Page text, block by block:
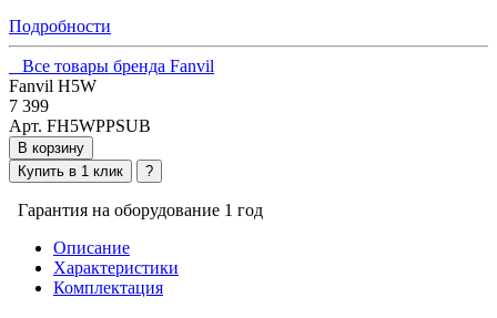
Подробности
Все товары бренда Fanvil
Fanvil H5W
7 399
Арт. FH5WPPSUB
В корзину
Купить в 1 клик
?
Гарантия на оборудование 1 год
Описание
Характеристики
Комплектация